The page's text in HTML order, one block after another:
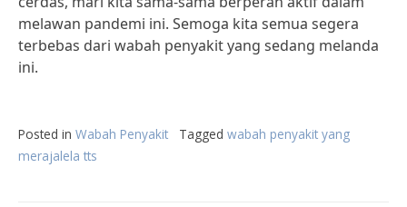
melawan pandemi ini. Semoga kita semua segera
terbebas dari wabah penyakit yang sedang melanda
ini.
Posted in Wabah Penyakit Tagged wabah penyakit yang
merajalela tts